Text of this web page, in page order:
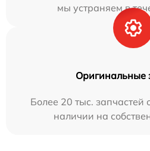
мы устраняем в
Оригинальные
Более 20 тыс. запчастей
наличии на